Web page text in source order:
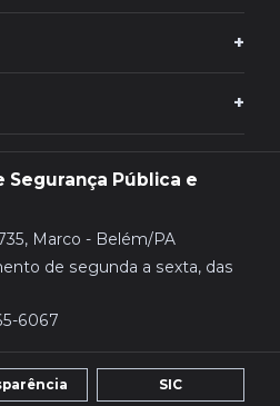
Segurança Pública e
Marco - Belém/PA
de segunda a sexta, das
6067
SIC